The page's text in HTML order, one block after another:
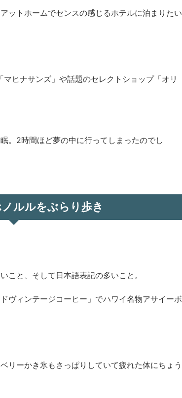
ットホームでセンスの感じるホテルに泊まりたい
ヒナサンズ」や話題のセレクトショップ「オリ
。2時間ほど夢の中に行ってしまったのでし
ルルをぶらり歩き
こと、そして日本語表記の多いこと。
ヴィンテージコーヒー」でハワイ名物アサイーボ
リーかき氷もさっぱりしていて疲れた体にちょう